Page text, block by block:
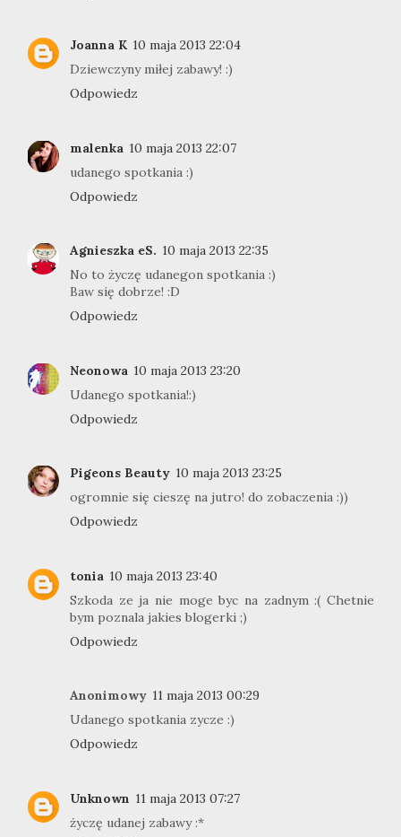
Joanna K 10 maja 2013 22:04
Dziewczyny miłej zabawy! :)
Odpowiedz
malenka 10 maja 2013 22:07
udanego spotkania :)
Odpowiedz
Agnieszka eS. 10 maja 2013 22:35
No to życzę udanegon spotkania :)
Baw się dobrze! :D
Odpowiedz
Neonowa 10 maja 2013 23:20
Udanego spotkania!:)
Odpowiedz
Pigeons Beauty 10 maja 2013 23:25
ogromnie się cieszę na jutro! do zobaczenia :))
Odpowiedz
tonia 10 maja 2013 23:40
Szkoda ze ja nie moge byc na zadnym :( Chetnie
bym poznala jakies blogerki ;)
Odpowiedz
Anonimowy 11 maja 2013 00:29
Udanego spotkania zycze :)
Odpowiedz
Unknown 11 maja 2013 07:27
życzę udanej zabawy :*